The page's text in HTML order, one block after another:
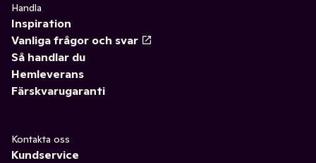
Handla
Inspiration
Vanliga frågor och svar
Så handlar du
Hemleverans
Färskvarugaranti
Kontakta oss
Kundservice